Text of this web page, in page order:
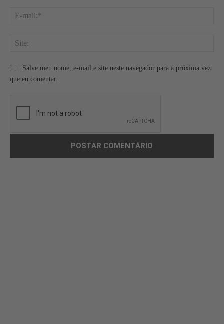
Salve meu nome, e-mail e site neste navegador para a próxima vez
que eu comentar.